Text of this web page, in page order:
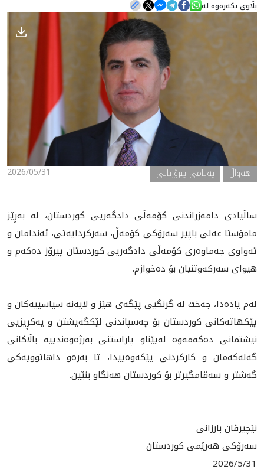
هه‌واڵ
گەلەری
بڵاوی بکەرەوە لە
2026/05/31 هه‌واڵ پەیامی پیرۆزبایی
ساڵیادی دامەزراندنی کۆمەڵی دادگەریی کوردستان، لە بەڕێز
مامۆستا عەلی باپیر سەرۆکی کۆمەڵ، سەرکردایەتی، ئەندامان و
تەواوی جه‌ماوه‌ری کۆمەڵی دادگەريی كوردستان پیرۆز دەکەم و
هیوای سەرکەوتنیان بۆ دەخوازم.
لەم یادەدا، جه‌خت له‌ گرنگیی پێگەی هێز و لایەنە سیاسییەکان و
پێکهاته‌كانى كوردستان بۆ چەسپاندنی لێکگەیشتن و یەکڕیزیی
نیشتمانی دەكه‌مه‌وه‌ له‌پێناو پاراستنی بەرژەوەندییە باڵاکانی
گەلەکەمان و کارکردنی پێکەوەییدا، تا بەرەو داهاتوویەکی
گەشتر و سەقامگیرتر بۆ کوردستان هەنگاو بنێین.
نێچیرڤان بارزانی
سەرۆکی هەرێمی کوردستان
2026/5/31